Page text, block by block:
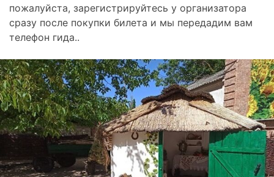
пожалуйста, зарегистрируйтесь у организатора
сразу после покупки билета и мы передадим вам
телефон гида..